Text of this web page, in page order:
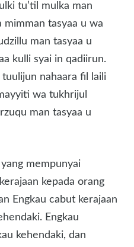
tu’til mulka man
mimman tasyaa u wa
man tasyaa u
kulli syai in qadiirun.
nahaara fil laili
wa tukhrijul
man tasyaa u
mempunyai
kepada orang
Engkau cabut kerajaan
Engkau
kehendaki, dan